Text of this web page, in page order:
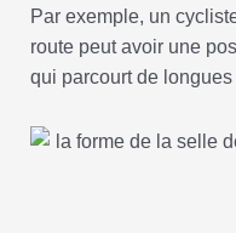
Par exemple, un
route peut avoir une
qui parcourt de